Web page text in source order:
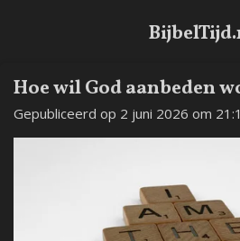
de
Hoe wil God aanbeden
Gepubliceerd op 2 juni 2026 om